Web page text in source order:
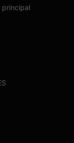
principal